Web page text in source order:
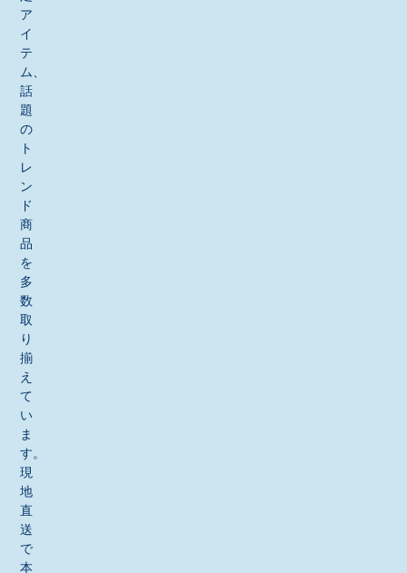
ア
イ
テ
ム、
話
題
の
ト
レ
ン
ド
商
品
を
多
数
取
り
揃
え
て
い
ま
す。
現
地
直
送
で
本